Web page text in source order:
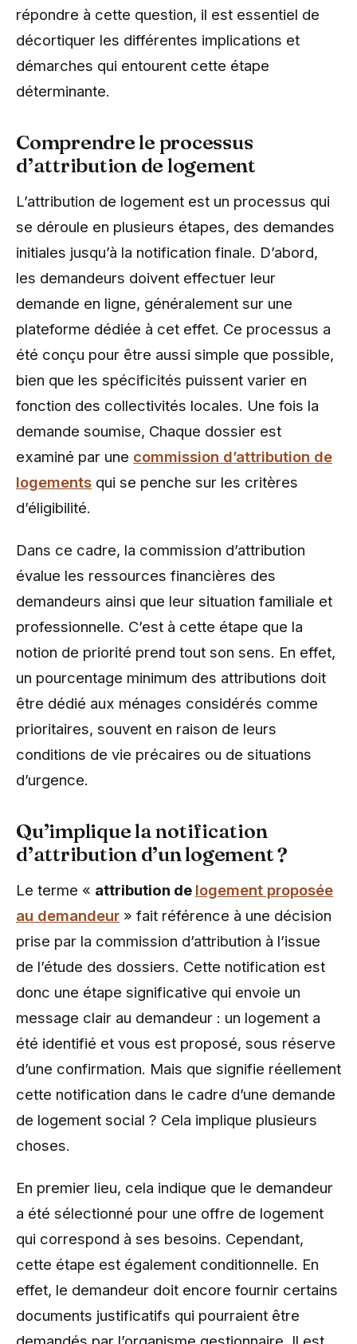
répondre à cette question, il est essentiel de
décortiquer les différentes implications et
démarches qui entourent cette étape
déterminante.
Comprendre le processus
d’attribution de logement
L’attribution de logement est un processus qui
se déroule en plusieurs étapes, des demandes
initiales jusqu’à la notification finale. D’abord,
les demandeurs doivent effectuer leur
demande en ligne, généralement sur une
plateforme dédiée à cet effet. Ce processus a
été conçu pour être aussi simple que possible,
bien que les spécificités puissent varier en
fonction des collectivités locales. Une fois la
demande soumise, Chaque dossier est
examiné par une commission d’attribution de
logements qui se penche sur les critères
d’éligibilité.
Dans ce cadre, la commission d’attribution
évalue les ressources financières des
demandeurs ainsi que leur situation familiale et
professionnelle. C’est à cette étape que la
notion de priorité prend tout son sens. En effet,
un pourcentage minimum des attributions doit
être dédié aux ménages considérés comme
prioritaires, souvent en raison de leurs
conditions de vie précaires ou de situations
d’urgence.
Qu’implique la notification
d’attribution d’un logement ?
Le terme « attribution de logement proposée
au demandeur » fait référence à une décision
prise par la commission d’attribution à l’issue
de l’étude des dossiers. Cette notification est
donc une étape significative qui envoie un
message clair au demandeur : un logement a
été identifié et vous est proposé, sous réserve
d’une confirmation. Mais que signifie réellement
cette notification dans le cadre d’une demande
de logement social ? Cela implique plusieurs
choses.
En premier lieu, cela indique que le demandeur
a été sélectionné pour une offre de logement
qui correspond à ses besoins. Cependant,
cette étape est également conditionnelle. En
effet, le demandeur doit encore fournir certains
documents justificatifs qui pourraient être